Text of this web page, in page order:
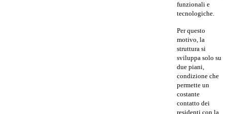
funzionali e
tecnologiche.
Per questo
motivo, la
struttura si
sviluppa solo su
due piani,
condizione che
permette un
costante
contatto dei
residenti con la